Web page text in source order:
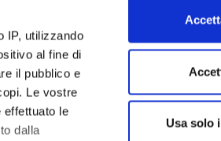
IP, utilizzando
al fine di
il pubblico e
Le vostre
effettuato le
dalla
Usa solo
REA: RM-1374205. Cap. Soc. Euro 10.000,00.
per uso esterno, nonché tutti i contenuti
e sono di natura esclusivamente informativa